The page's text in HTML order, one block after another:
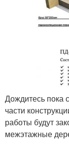
Дождитесь пока
части
работы будут
межэтажные